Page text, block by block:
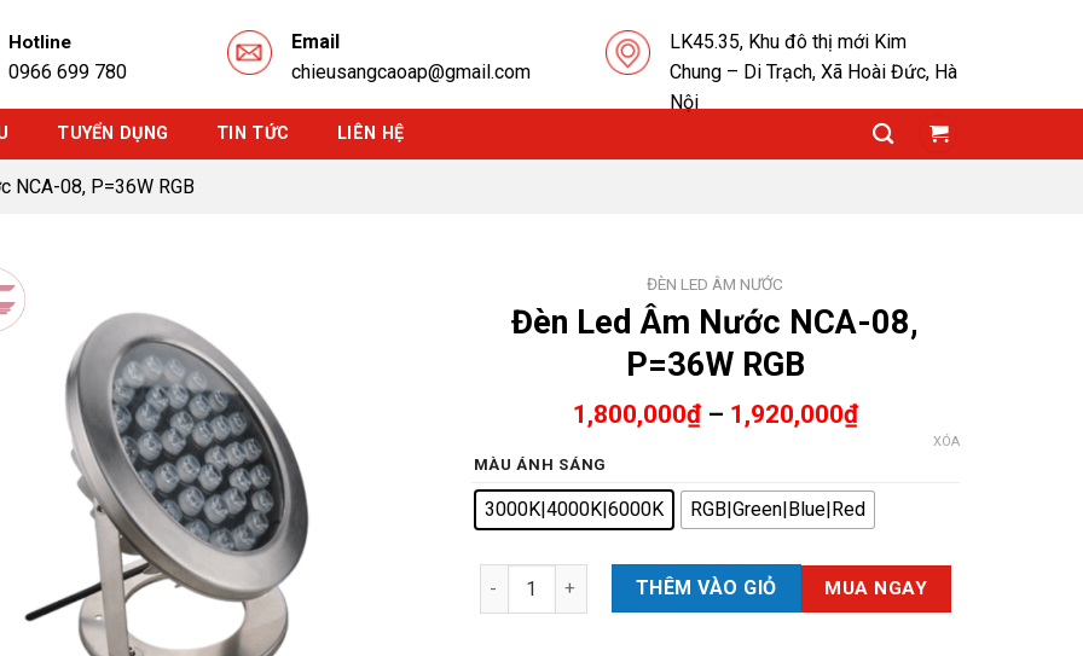
Hotline
0966 699 780
Email
chieusangcaoap@gmail.com
LK45.35, Khu đô thị mới Kim
Chung – Di Trạch, Xã Hoài Đức, Hà
Nội
TUYỂN DỤNG TIN TỨC LIÊN HỆ
NCA-08, P=36W RGB
ĐÈN LED ÂM NƯỚC
Đèn Led Âm Nước NCA-08,
P=36W RGB
1,800,000₫– 1,920,000₫
MÀU ÁNH SÁNG
3000K|4000K|6000K RGB|Green|Blue|Red
XÓA
Đèn Led Âm Nước NCA-08, P=36W RGB số lượng
THÊM VÀO GIỎ MUA NGAY